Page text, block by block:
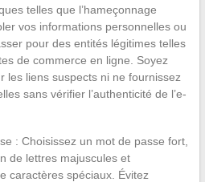
telles que l’hameçonnage
vos informations personnelles ou
pour des entités légitimes telles
de commerce en ligne. Soyez
les liens suspects ni ne fournissez
sans vérifier l’authenticité de l’e-
: Choisissez un mot de passe fort,
de lettres majuscules et
caractères spéciaux. Évitez